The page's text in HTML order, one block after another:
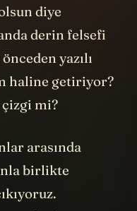
internette
filan
tuttuğu
zamanlı
platformları
kaldırıyordu.
reklamları